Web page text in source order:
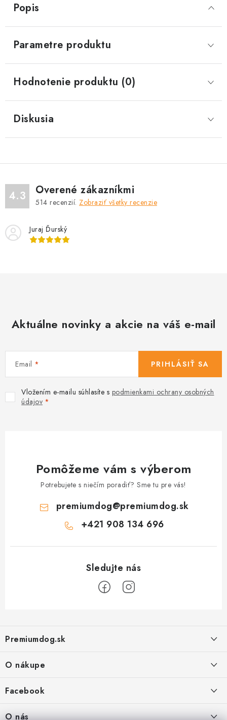
Popis
Parametre produktu
Hodnotenie produktu (0)
Diskusia
4.3 Overené zákazníkmi
514 recenzií. Zobraziť všetky recenzie
Juraj Ďurský
Aktuálne novinky a akcie na váš e-mail
Email
Vložením e-mailu súhlasíte s podmienkami ochrany osobných
údajov
PRIHLÁSIŤ SA
Pomôžeme vám s výberom
Potrebujete s niečím poradiť? Sme tu pre vás!
premiumdog@premiumdog.sk
+421 908 134 696
p
ä
Premiumdog.sk
PREDAJŇA:
O nákupe
Facebook
O nás